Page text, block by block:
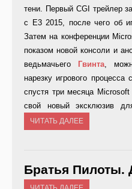
тени. Первый CGI трейлер
с Е3 2015, после чего об
Затем на конференции
показом новой консоли и
ведьмачьего
Гвинта,
нарезку игрового
спустя три месяца
свой новый эксклюзив
ЧИТАТЬ ДАЛЕЕ
Братья Пилоты.